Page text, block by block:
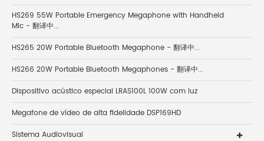
HS269 55W Portable Emergency Megaphone with Handheld
Mic - 翻译中...
HS265 20W Portable Bluetooth Megaphone - 翻译中...
HS266 20W Portable Bluetooth Megaphones - 翻译中...
Dispositivo acústico especial LRAS100L 100W com luz
Megafone de vídeo de alta fidelidade DSP169HD
Sistema Audiovisual